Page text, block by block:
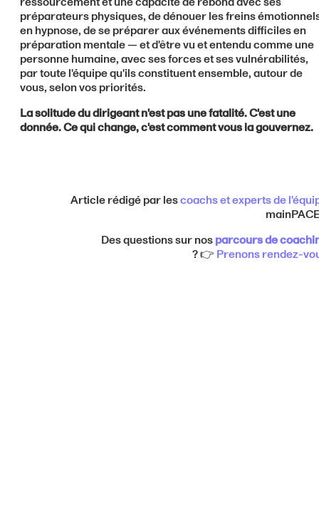
préparateurs physiques, de dénouer les freins
en hypnose, de se préparer aux événements difficiles en
préparation mentale — et d'être vu et entendu comme une
personne humaine, avec ses forces et ses vulnérabilités,
par toute l'équipe qu'ils constituent ensemble, autour de
vous, selon vos priorités.
La solitude du dirigeant n'est pas une fatalité. C'est une
donnée. Ce qui change, c'est comment vous la gouvernez.
Article rédigé par lescoachs et experts de
Des questions sur nosparcours de
? 👉 Prenons rendez-